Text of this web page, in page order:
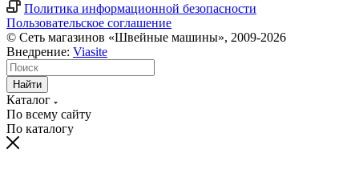
Политика информационной безопасности
Пользовательское соглашение
© Сеть магазинов «Швейные машины», 2009-2026
Внедрение: Viasite
Найти
Каталог
По всему сайту
По каталогу